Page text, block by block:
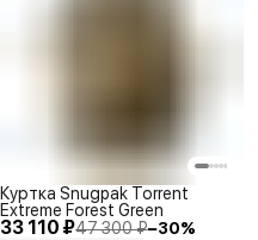
33 110 ₽47 300 ₽−30%
Куртка Snugpak Torrent
Extreme Forest Green